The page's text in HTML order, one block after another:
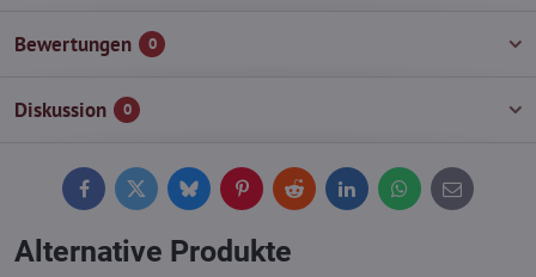
Bewertungen 0
Diskussion 0
FacebookTwitterBlueskyPinterestReddit LinkedInWhatsApp
E-
mail
Alternative Produkte